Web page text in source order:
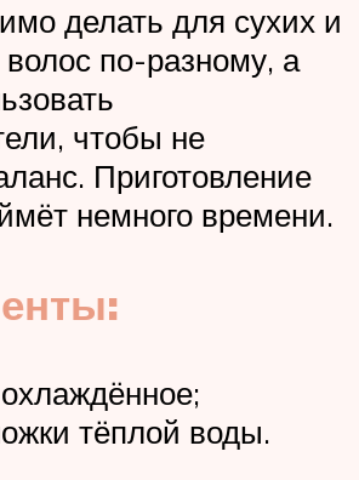
делать для сухих и
по-разному, а
чтобы не
Приготовление
немного времени.
тёплой воды.